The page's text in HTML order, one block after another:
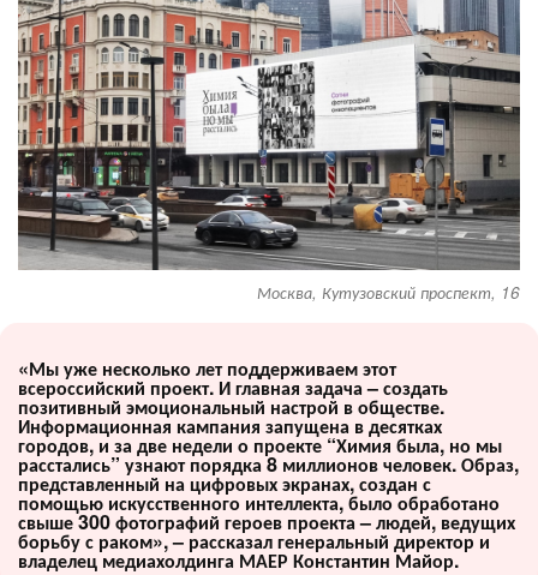
Москва, Кутузовский проспект, 16
«Мы уже несколько лет поддерживаем этот
всероссийский проект. И главная задача – создать
позитивный эмоциональный настрой в обществе.
Информационная кампания запущена в десятках
городов, и за две недели о проекте “Химия была, но мы
расстались” узнают порядка 8 миллионов человек. Образ,
представленный на цифровых экранах, создан с
помощью искусственного интеллекта, было обработано
свыше 300 фотографий героев проекта – людей, ведущих
борьбу с раком», – рассказал генеральный директор и
владелец медиахолдинга МАЕР Константин Майор.